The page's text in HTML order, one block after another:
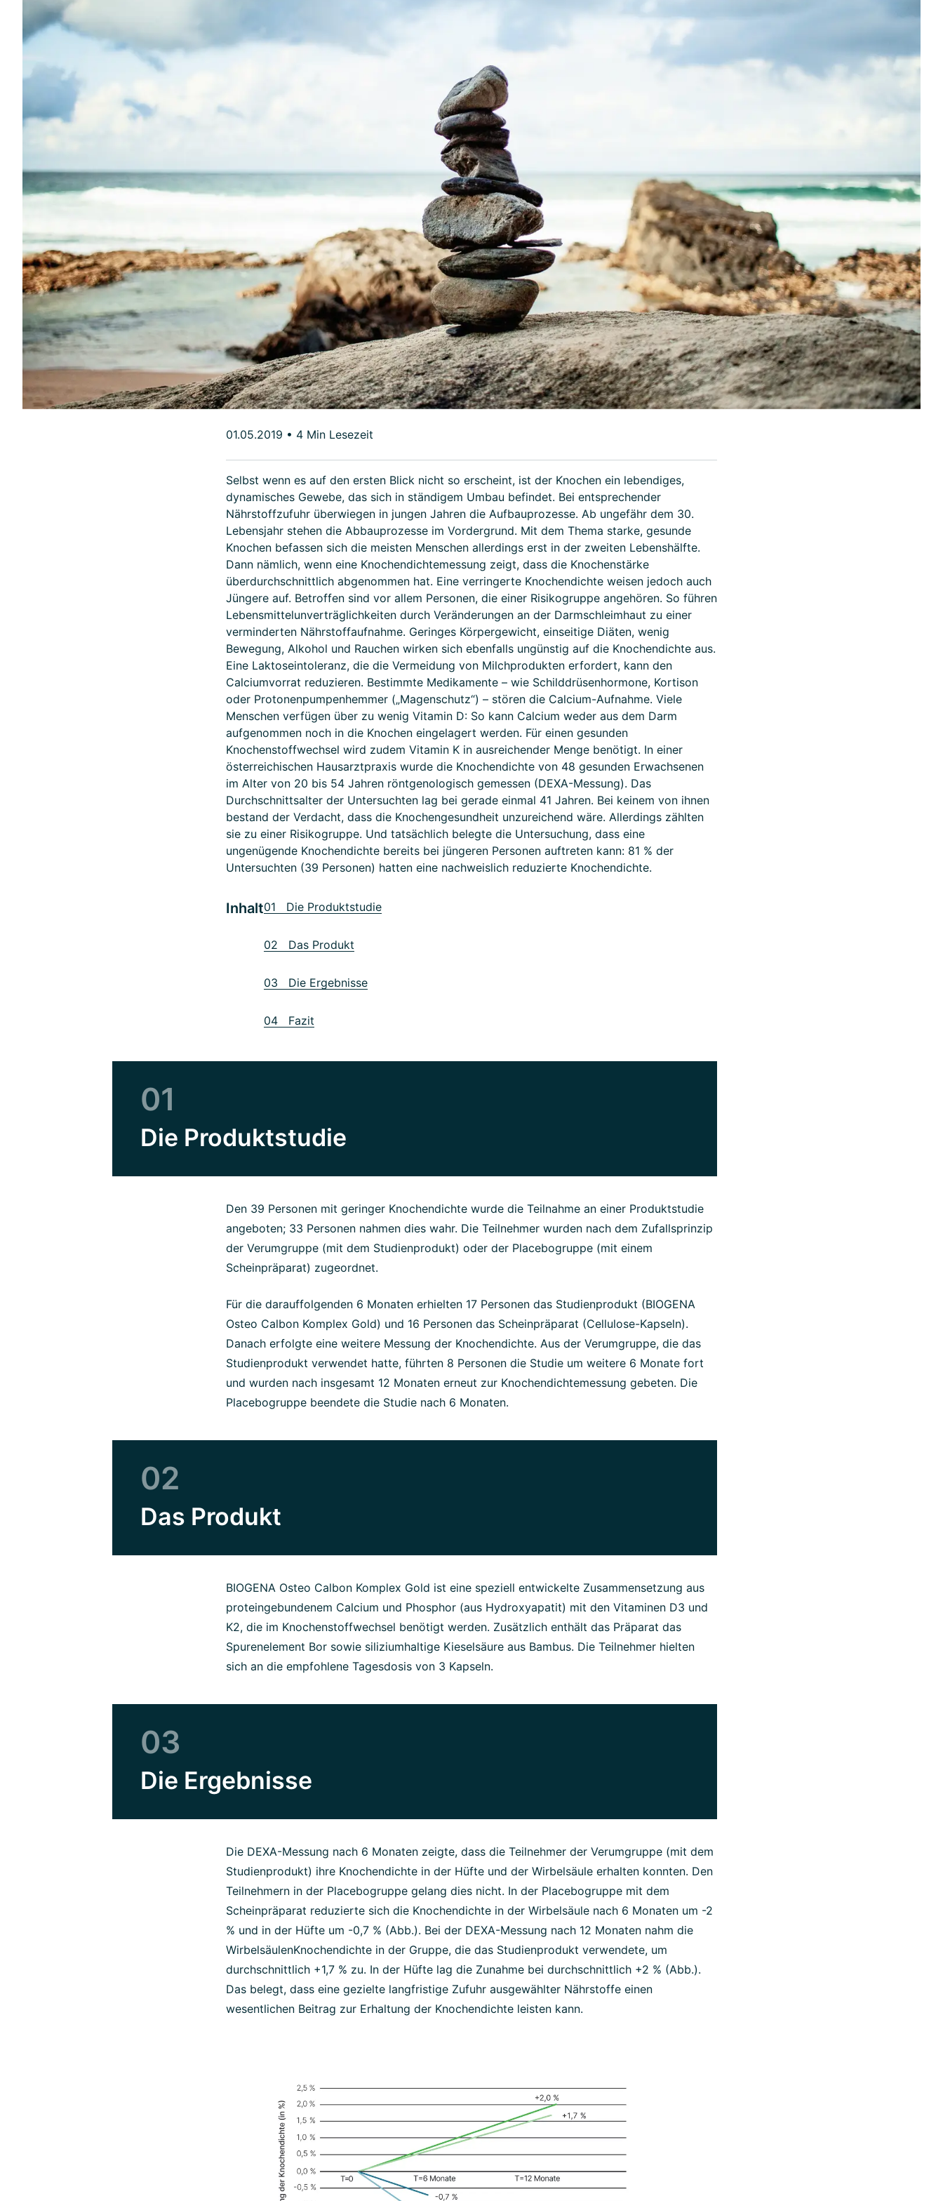
01.05.2019 • 4 Min Lesezeit
Selbst wenn es auf den ersten Blick nicht so erscheint, ist der Knochen ein lebendiges,
dynamisches Gewebe, das sich in ständigem Umbau befindet. Bei entsprechender
Nährstoffzufuhr überwiegen in jungen Jahren die Aufbauprozesse. Ab ungefähr dem 30.
Lebensjahr stehen die Abbauprozesse im Vordergrund. Mit dem Thema starke, gesunde
Knochen befassen sich die meisten Menschen allerdings erst in der zweiten Lebenshälfte.
Dann nämlich, wenn eine Knochendichtemessung zeigt, dass die Knochenstärke
überdurchschnittlich abgenommen hat. Eine verringerte Knochendichte weisen jedoch auch
Jüngere auf. Betroffen sind vor allem Personen, die einer Risikogruppe angehören. So führen
Lebensmittelunverträglichkeiten durch Veränderungen an der Darmschleimhaut zu einer
verminderten Nährstoffaufnahme. Geringes Körpergewicht, einseitige Diäten, wenig
Bewegung, Alkohol und Rauchen wirken sich ebenfalls ungünstig auf die Knochendichte aus.
Eine Laktoseintoleranz, die die Vermeidung von Milchprodukten erfordert, kann den
Calciumvorrat reduzieren. Bestimmte Medikamente – wie Schilddrüsenhormone, Kortison
oder Protonenpumpenhemmer („Magenschutz“) – stören die Calcium-Aufnahme. Viele
Menschen verfügen über zu wenig Vitamin D: So kann Calcium weder aus dem Darm
aufgenommen noch in die Knochen eingelagert werden. Für einen gesunden
Knochenstoffwechsel wird zudem Vitamin K in ausreichender Menge benötigt. In einer
österreichischen Hausarztpraxis wurde die Knochendichte von 48 gesunden Erwachsenen
im Alter von 20 bis 54 Jahren röntgenologisch gemessen (DEXA-Messung). Das
Durchschnittsalter der Untersuchten lag bei gerade einmal 41 Jahren. Bei keinem von ihnen
bestand der Verdacht, dass die Knochengesundheit unzureichend wäre. Allerdings zählten
sie zu einer Risikogruppe. Und tatsächlich belegte die Untersuchung, dass eine
ungenügende Knochendichte bereits bei jüngeren Personen auftreten kann: 81 % der
Untersuchten (39 Personen) hatten eine nachweislich reduzierte Knochendichte.
Inhalt01 Die Produktstudie
02 Das Produkt
03 Die Ergebnisse
04 Fazit
01
Die Produktstudie
Den 39 Personen mit geringer Knochendichte wurde die Teilnahme an einer Produktstudie
angeboten; 33 Personen nahmen dies wahr. Die Teilnehmer wurden nach dem Zufallsprinzip
der Verumgruppe (mit dem Studienprodukt) oder der Placebogruppe (mit einem
Scheinpräparat) zugeordnet.
Für die darauffolgenden 6 Monaten erhielten 17 Personen das Studienprodukt (BIOGENA
Osteo Calbon Komplex Gold) und 16 Personen das Scheinpräparat (Cellulose-Kapseln).
Danach erfolgte eine weitere Messung der Knochendichte. Aus der Verumgruppe, die das
Studienprodukt verwendet hatte, führten 8 Personen die Studie um weitere 6 Monate fort
und wurden nach insgesamt 12 Monaten erneut zur Knochendichtemessung gebeten. Die
Placebogruppe beendete die Studie nach 6 Monaten.
02
Das Produkt
BIOGENA Osteo Calbon Komplex Gold ist eine speziell entwickelte Zusammensetzung aus
proteingebundenem Calcium und Phosphor (aus Hydroxyapatit) mit den Vitaminen D3 und
K2, die im Knochenstoffwechsel benötigt werden. Zusätzlich enthält das Präparat das
Spurenelement Bor sowie siliziumhaltige Kieselsäure aus Bambus. Die Teilnehmer hielten
sich an die empfohlene Tagesdosis von 3 Kapseln.
03
Die Ergebnisse
Die DEXA-Messung nach 6 Monaten zeigte, dass die Teilnehmer der Verumgruppe (mit dem
Studienprodukt) ihre Knochendichte in der Hüfte und der Wirbelsäule erhalten konnten. Den
Teilnehmern in der Placebogruppe gelang dies nicht. In der Placebogruppe mit dem
Scheinpräparat reduzierte sich die Knochendichte in der Wirbelsäule nach 6 Monaten um -2
% und in der Hüfte um -0,7 % (Abb.). Bei der DEXA-Messung nach 12 Monaten nahm die
WirbelsäulenKnochendichte in der Gruppe, die das Studienprodukt verwendete, um
durchschnittlich +1,7 % zu. In der Hüfte lag die Zunahme bei durchschnittlich +2 % (Abb.).
Das belegt, dass eine gezielte langfristige Zufuhr ausgewählter Nährstoffe einen
wesentlichen Beitrag zur Erhaltung der Knochendichte leisten kann.